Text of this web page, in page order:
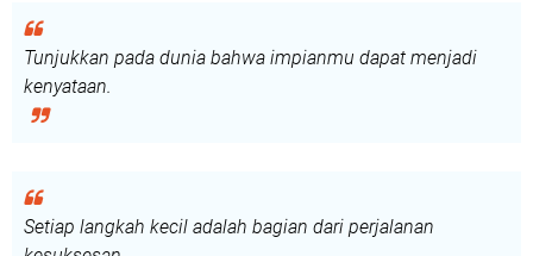
Tunjukkan pada dunia bahwa impianmu dapat menjadi
kenyataan.
Setiap langkah kecil adalah bagian dari perjalanan